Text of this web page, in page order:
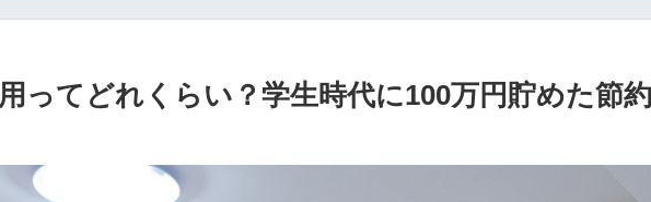
ってどれくらい？学生時代に100万円貯めた節約